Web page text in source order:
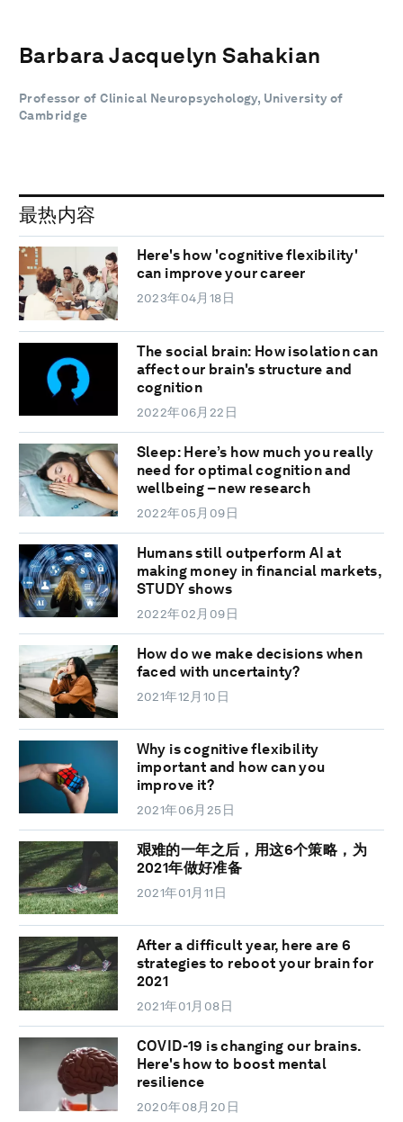
Barbara Jacquelyn Sahakian
Professor of Clinical Neuropsychology, University of
Cambridge
最热内容
Here's how 'cognitive flexibility'
can improve your career
2023年04月18日
The social brain: How isolation can
affect our brain's structure and
cognition
2022年06月22日
Sleep: Here’s how much you really
need for optimal cognition and
wellbeing – new research
2022年05月09日
Humans still outperform AI at
making money in financial markets,
STUDY shows
2022年02月09日
How do we make decisions when
faced with uncertainty?
2021年12月10日
Why is cognitive flexibility
important and how can you
improve it?
2021年06月25日
艰难的一年之后，用这6个策略，为
2021年做好准备
2021年01月11日
After a difficult year, here are 6
strategies to reboot your brain for
2021
2021年01月08日
COVID-19 is changing our brains.
Here's how to boost mental
resilience
2020年08月20日